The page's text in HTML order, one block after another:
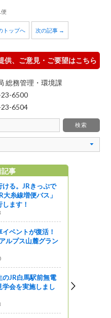
トップへ 次の記事 →
供、ご意見・ご要望はこちら
総務管理・環境課
6500
6504
記事
ける。JRきっぷで
大糸線増便バス」
ます！
ベントが復活！
ルプス山麓グラン
のJR白馬駅前無電
学会を実施しまし